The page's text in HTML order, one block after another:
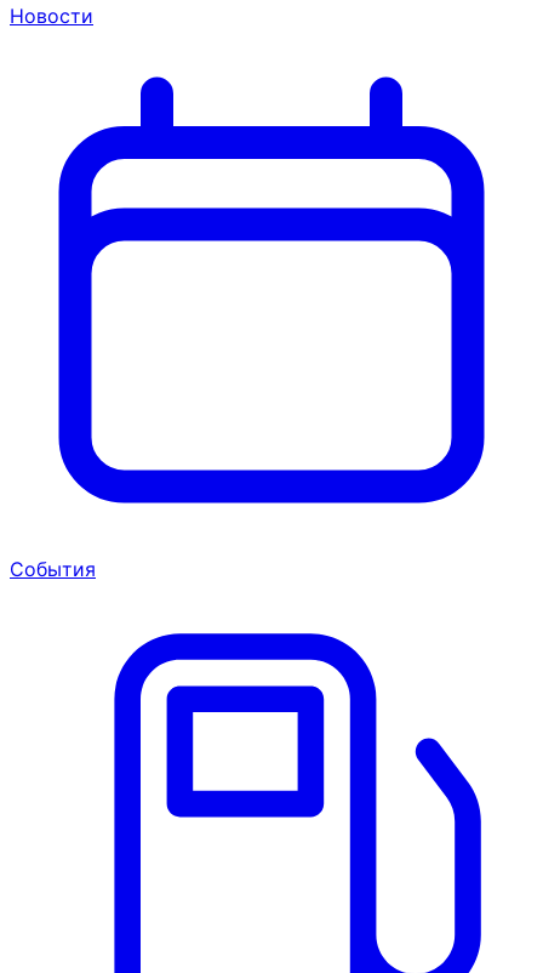
Новости
События